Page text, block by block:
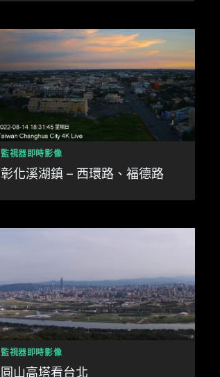
監視器即時影像
彰化溪湖鎮 – 西環路、福德路
監視器即時影像
圓山高塔看台北